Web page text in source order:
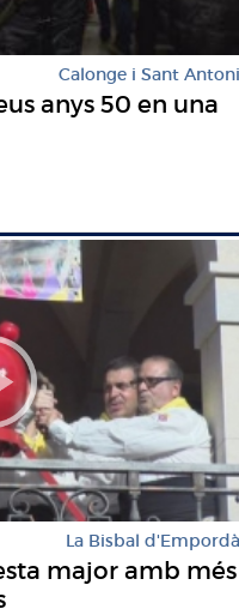
Calonge i Sant Antoni
anys 50 en una
La Bisbal d'Empordà
major amb més